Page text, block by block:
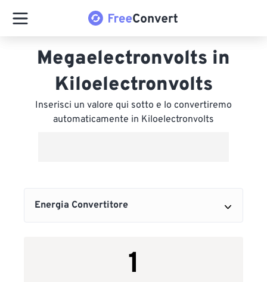
Megaelectronvolts in
Kiloelectronvolts
Inserisci un valore qui sotto e lo convertiremo
automaticamente in Kiloelectronvolts